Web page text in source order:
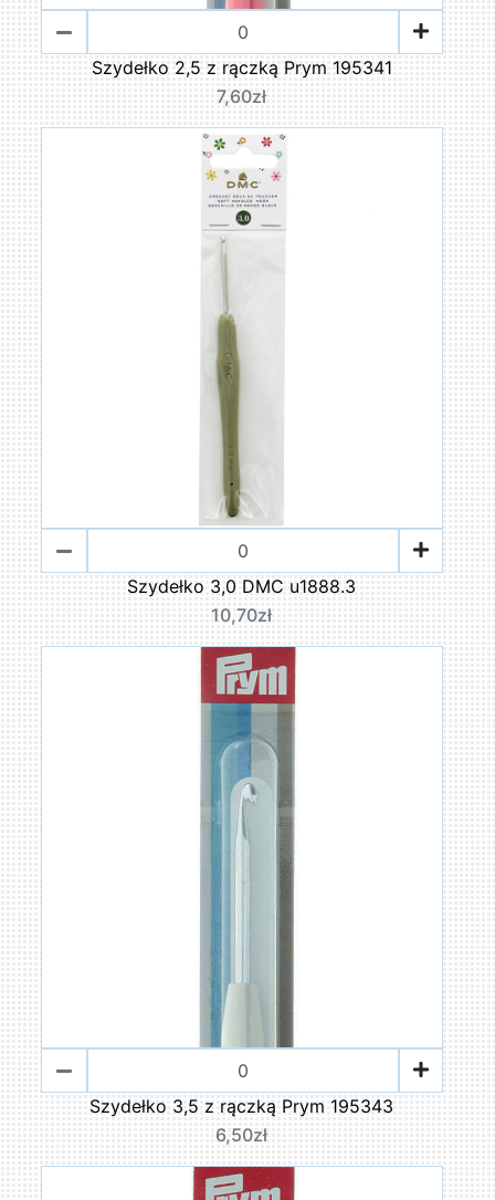
Szydełko 2,5 z rączką Prym 195341
7,60zł
Szydełko 3,0 DMC u1888.3
10,70zł
Szydełko 3,5 z rączką Prym 195343
6,50zł